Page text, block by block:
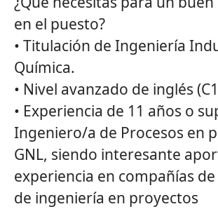
en el puesto?
• Titulación de Ingeniería
Química.
• Nivel avanzado de inglés
• Experiencia de 11 años o
Ingeniero/a de Procesos en
GNL, siendo interesante
experiencia en compañías
de ingeniería en proyectos